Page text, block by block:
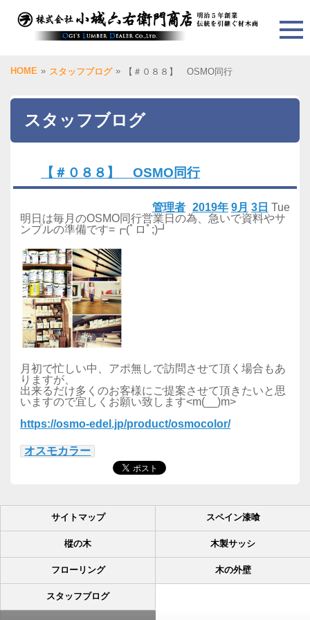
HOME » スタッフブログ » 【＃０８８】 OSMO同行
スタッフブログ
【＃０８８】 OSMO同行
2019年 9月 3日 Tue
管理者
明日は毎月のOSMO同行営業日の為、急いで資料やサ
ンプルの準備です=┏(ﾟロﾟ;)┛
月初で忙しい中、アポ無しで訪問させて頂く場合もあ
りますが、
出来るだけ多くのお客様にご提案させて頂きたいと思
いますので宜しくお願い致します<m(__)m>
https://osmo-edel.jp/product/osmocolor/
オスモカラー
サイトマップ スペイン漆喰
樅の木 木製サッシ
フローリング 木の外壁
スタッフブログ